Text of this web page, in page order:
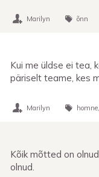
Marilyn õnn
Kui me üldse ei tea,
päriselt teame, kes
Marilyn homne
Kõik mõtted on
olnud.